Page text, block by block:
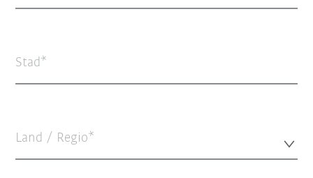
Stad
Land / Regio*